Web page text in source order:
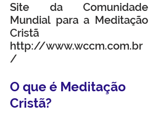
Site da Comunidade
Mundial para a Meditação
Cristã
http://www.wccm.com.br
/
O que é Meditação
Cristã?